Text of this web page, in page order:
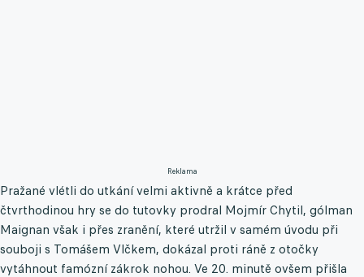
Reklama
Pražané vlétli do utkání velmi aktivně a krátce před
čtvrthodinou hry se do tutovky prodral Mojmír Chytil, gólman
Maignan však i přes zranění, které utržil v samém úvodu při
souboji s Tomášem Vlčkem, dokázal proti ráně z otočky
vytáhnout famózní zákrok nohou. Ve 20. minutě ovšem přišla